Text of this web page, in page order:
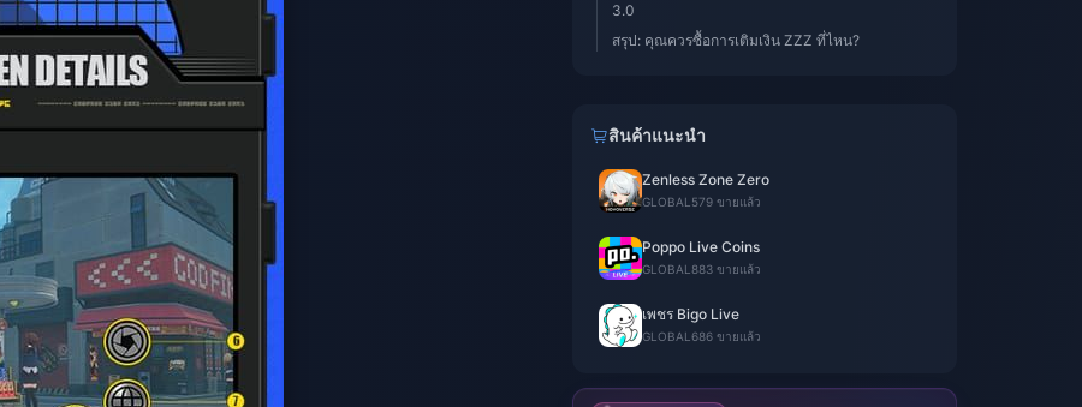
3.0
สรุป: คุณควรซื้อการเติมเงิน ZZZ ที่ไหน?
สินค้าแนะนำ
Zenless Zone Zero
GLOBAL 579 ขายแล้ว
Poppo Live Coins
GLOBAL 883 ขายแล้ว
เพชร Bigo Live
GLOBAL 686 ขายแล้ว